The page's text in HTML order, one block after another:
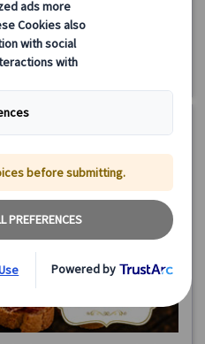
曜日も可能
8/15、9/11・24、10/12、各入場